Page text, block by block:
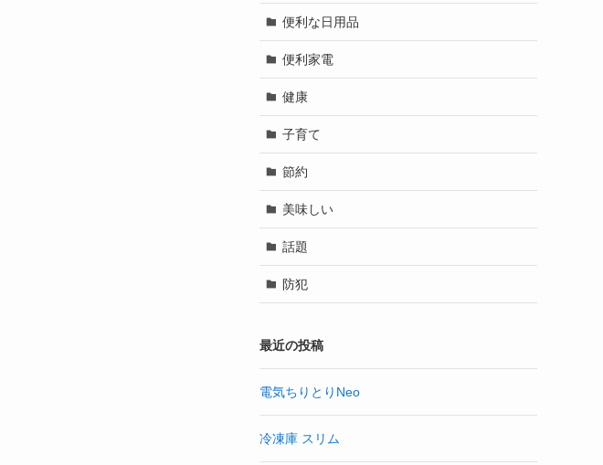
便利な日用品
便利家電
健康
子育て
節約
美味しい
話題
防犯
最近の投稿
電気ちりとりNeo
冷凍庫 スリム